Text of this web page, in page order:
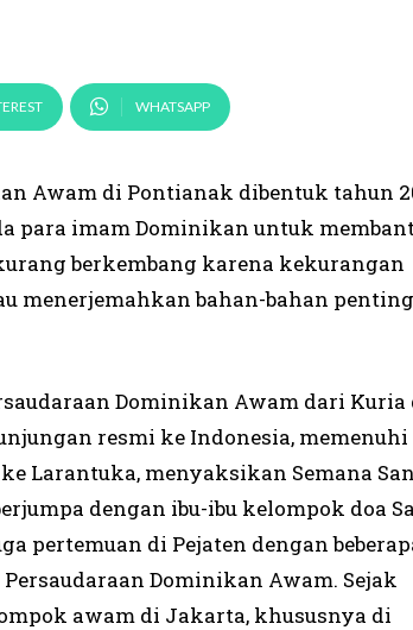
WHATSAPP
Awam di Pontianak dibentuk tahun
para imam Dominikan untuk
berkembang karena kekurangan
menerjemahkan bahan-bahan penting
Dominikan Awam dari Kuria
resmi ke Indonesia, memenuhi
Larantuka, menyaksikan Semana
dengan ibu-ibu kelompok doa
pertemuan di Pejaten dengan
Dominikan Awam. Sejak
awam di Jakarta, khususnya di